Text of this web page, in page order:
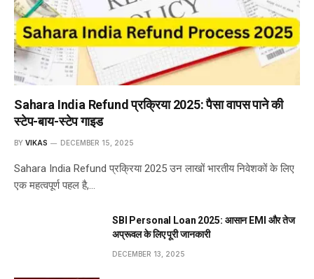
Sahara India Refund प्रक्रिया 2025: पैसा वापस पाने की
स्टेप-बाय-स्टेप गाइड
BY VIKAS DECEMBER 15, 2025
Sahara India Refund प्रक्रिया 2025 उन लाखों भारतीय निवेशकों के लिए
एक महत्वपूर्ण पहल है,…
SBI Personal Loan 2025: आसान EMI और तेज
अप्रूवल के लिए पूरी जानकारी
DECEMBER 13, 2025